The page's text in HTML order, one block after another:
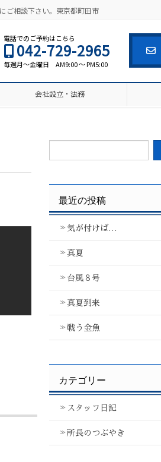
ご相談下さい。東京都町田市
電話でのご予約はこちら
042-729-2965
毎週月～金曜日 AM9:00 ～ PM5:00
会社設立・法務
最近の投稿
気が付けば…
真夏
台風８号
真夏到来
戦う金魚
カテゴリー
スタッフ日記
所長のつぶやき